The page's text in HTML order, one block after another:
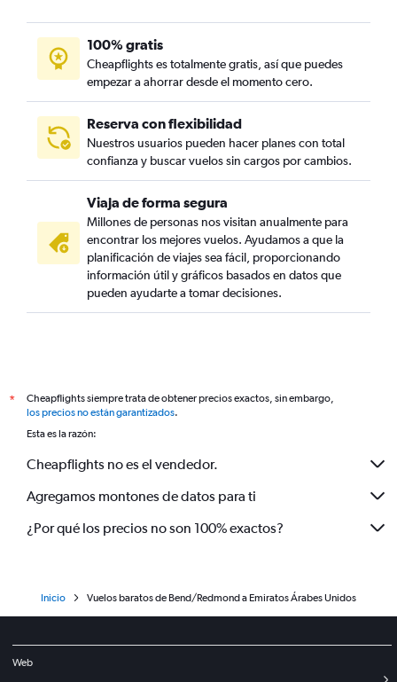
100% gratis
Cheapflights es totalmente gratis, así que puedes
empezar a ahorrar desde el momento cero.
Reserva con flexibilidad
Nuestros usuarios pueden hacer planes con total
confianza y buscar vuelos sin cargos por cambios.
Viaja de forma segura
Millones de personas nos visitan anualmente para
encontrar los mejores vuelos. Ayudamos a que la
planificación de viajes sea fácil, proporcionando
información útil y gráficos basados en datos que
pueden ayudarte a tomar decisiones.
*
Cheapflights siempre trata de obtener precios exactos, sin embargo,
los precios no están garantizados.
Esta es la razón:
Cheapflights no es el vendedor.
Agregamos montones de datos para ti
¿Por qué los precios no son 100% exactos?
Inicio Vuelos baratos de Bend/Redmond a Emiratos Árabes Unidos
Web